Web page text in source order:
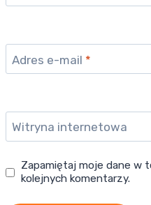
Adres e-mail *
Witryna internetowa
Zapamiętaj moje dane w
kolejnych komentarzy.